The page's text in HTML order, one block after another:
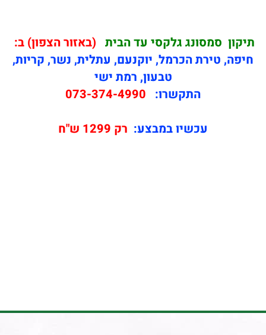
תיקון סמסונג גלקסי עד הבית (באזור הצפון) ב:
חיפה, טירת הכרמל, יוקנעם, עתלית, נשר, קריות,
טבעון, רמת ישי
התקשרו: 073-374-4990
עכשיו במבצע: רק 1299 ש"ח